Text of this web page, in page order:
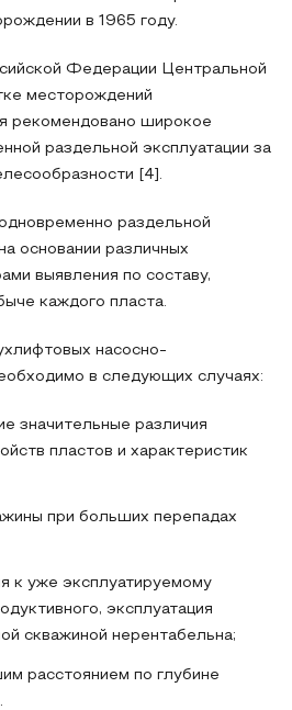
в 1965 году.
Федерации Центральной
месторождений
рекомендовано широкое
раздельной эксплуатации за
[4].
раздельной
основании различных
выявления по составу,
каждого пласта.
насосно-
в следующих случаях:
значительные различия
пластов и характеристик
при больших перепадах
к уже эксплуатируемому
эксплуатация
скважиной нерентабельна;
расстоянием по глубине